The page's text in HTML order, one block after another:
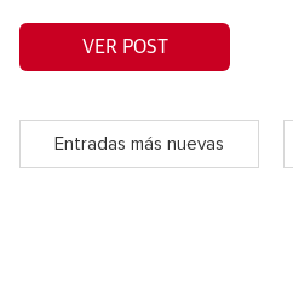
VER POST
Entradas más nuevas